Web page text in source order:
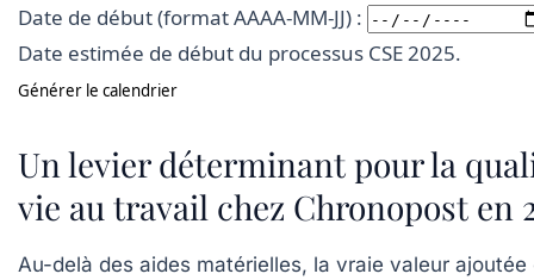
Date de début (format AAAA-MM-JJ) :
Date estimée de début du processus CSE 2025.
Générer le calendrier
Un levier déterminant pour la
vie au travail chez Chronopost en
Au-delà des aides matérielles, la vraie valeur ajoutée